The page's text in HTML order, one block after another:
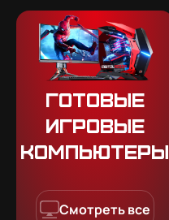
Готовые
игровые
компьютеры
Смотреть все